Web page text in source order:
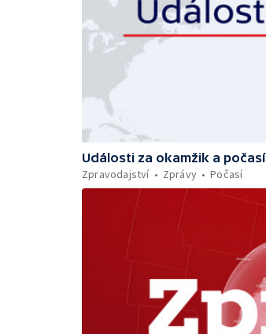
Události za okamžik a počasí
Zpravodajství
Zprávy Počasí